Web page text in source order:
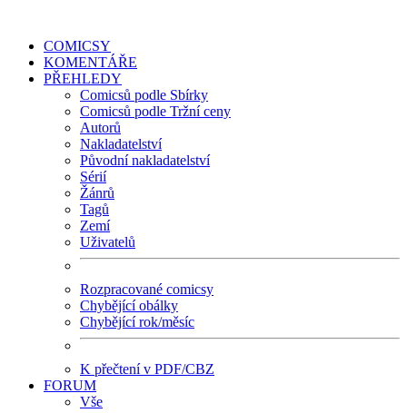
COMICSY
KOMENTÁŘE
PŘEHLEDY
Comicsů podle Sbírky
Comicsů podle Tržní ceny
Autorů
Nakladatelství
Původní nakladatelství
Sérií
Žánrů
Tagů
Zemí
Uživatelů
Rozpracované comicsy
Chybějící obálky
Chybějící rok/měsíc
K přečtení v PDF/CBZ
FORUM
Vše